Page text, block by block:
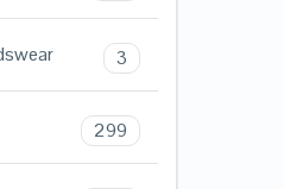
3
299